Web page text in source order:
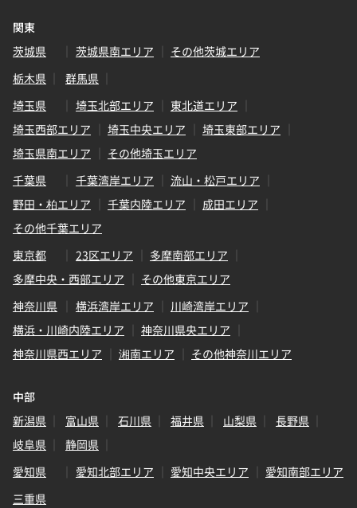
関東
茨城県
茨城県南エリア
その他茨城エリア
栃木県
群馬県
埼玉県
埼玉北部エリア
東北道エリア
埼玉西部エリア
埼玉中央エリア
埼玉東部エリア
埼玉県南エリア
その他埼玉エリア
千葉県
千葉湾岸エリア
流山・松戸エリア
野田・柏エリア
千葉内陸エリア
成田エリア
その他千葉エリア
東京都
23区エリア
多摩南部エリア
多摩中央・西部エリア
その他東京エリア
神奈川県
横浜湾岸エリア
川崎湾岸エリア
横浜・川崎内陸エリア
神奈川県央エリア
神奈川県西エリア
湘南エリア その他神奈川エリア
中部
新潟県
富山県 石川県 福井県 山梨県
長野県
岐阜県
静岡県
愛知県
愛知北部エリア 愛知中央エリア
愛知南部エリア
三重県